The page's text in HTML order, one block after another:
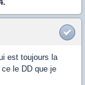
est toujours la
le DD que je